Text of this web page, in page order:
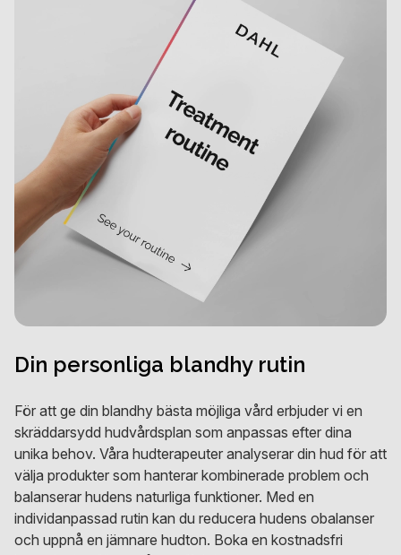
Din personliga blandhy rutin
För att ge din blandhy bästa möjliga vård erbjuder vi en
skräddarsydd hudvårdsplan som anpassas efter dina
unika behov. Våra hudterapeuter analyserar din hud för att
välja produkter som hanterar kombinerade problem och
balanserar hudens naturliga funktioner. Med en
individanpassad rutin kan du reducera hudens obalanser
och uppnå en jämnare hudton. Boka en kostnadsfri